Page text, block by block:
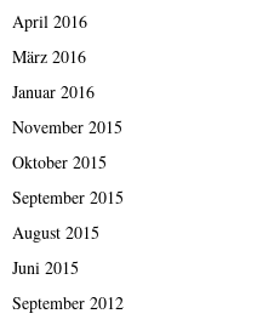
April 2016
März 2016
Januar 2016
November 2015
Oktober 2015
September 2015
August 2015
Juni 2015
September 2012